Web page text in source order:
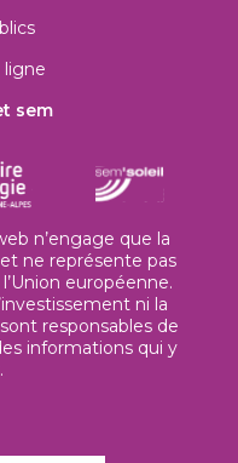
ligne
sem
n’engage que la
ne représente pas
européenne.
ni la
responsables de
informations qui y